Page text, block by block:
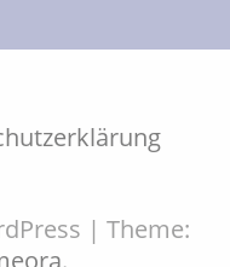
| Theme:
.